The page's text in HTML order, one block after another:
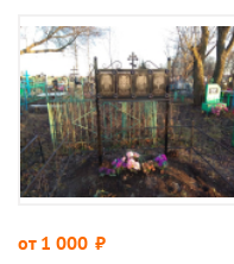
от 1 000 руб.